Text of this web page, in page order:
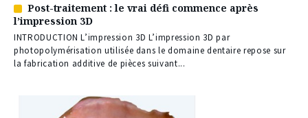
Article
réservé
à
nos
abonnés
Post-traitement : le vrai défi commence après
l’impression 3D
INTRODUCTION L’impression 3D L’impression 3D par
photopolymérisation utilisée dans le domaine dentaire repose sur
la fabrication additive de pièces suivant...